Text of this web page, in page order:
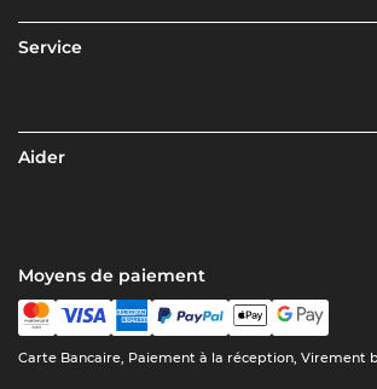
Service
Aider
Moyens de paiement
Carte Bancaire, Paiement à la réception, Virement